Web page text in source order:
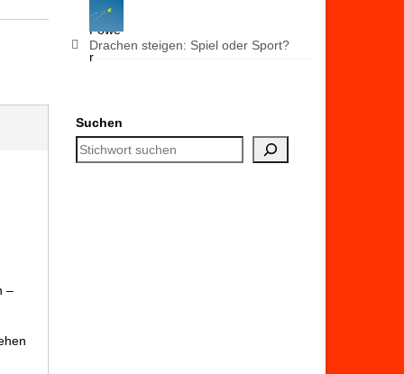
–
Drachen steigen: Spiel oder Sport?
Suchen